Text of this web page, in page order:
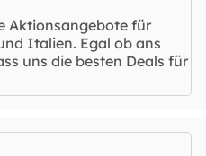
Aktionsangebote für
Italien. Egal ob ans
uns die besten Deals für